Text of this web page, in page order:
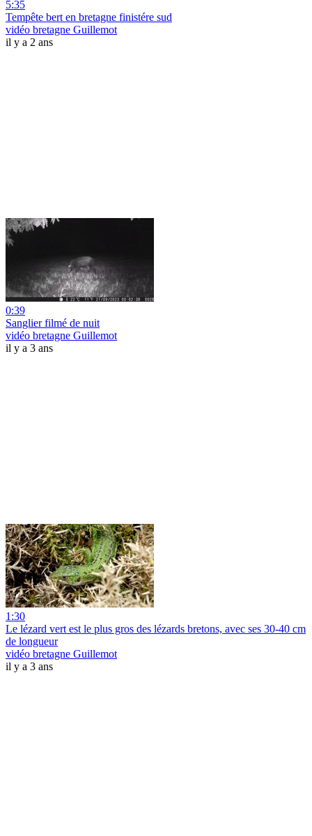
5:35
Tempête bert en bretagne finistére sud
vidéo bretagne Guillemot
il y a 2 ans
0:39
Sanglier filmé de nuit
vidéo bretagne Guillemot
il y a 3 ans
1:30
Le lézard vert est le plus gros des lézards bretons, avec ses 30-40 cm
de longueur
vidéo bretagne Guillemot
il y a 3 ans